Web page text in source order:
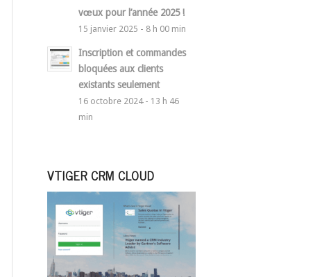
vœux pour l’année 2025 !
15 janvier 2025 - 8 h 00 min
Inscription et commandes
bloquées aux clients
existants seulement
16 octobre 2024 - 13 h 46
min
VTIGER CRM CLOUD